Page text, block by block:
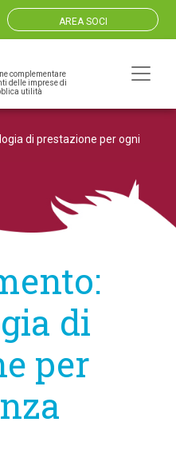
AREA SOCI
complementare
delle imprese di
utilità
di prestazione per ogni
di
per